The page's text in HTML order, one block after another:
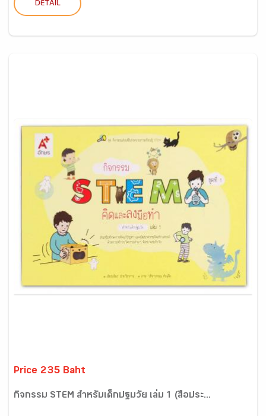
DETAIL
Price 235 Baht
กิจกรรม STEM สำหรับเด็กปฐมวัย เล่ม 1 (สื่อประ...